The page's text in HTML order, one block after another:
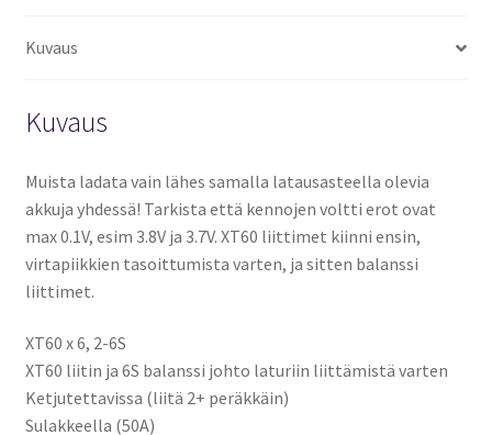
Kuvaus
Kuvaus
Muista ladata vain lähes samalla latausasteella olevia
akkuja yhdessä! Tarkista että kennojen voltti erot ovat
max 0.1V, esim 3.8V ja 3.7V. XT60 liittimet kiinni ensin,
virtapiikkien tasoittumista varten, ja sitten balanssi
liittimet.
XT60 x 6, 2-6S
XT60 liitin ja 6S balanssi johto laturiin liittämistä varten
Ketjutettavissa (liitä 2+ peräkkäin)
Sulakkeella (50A)